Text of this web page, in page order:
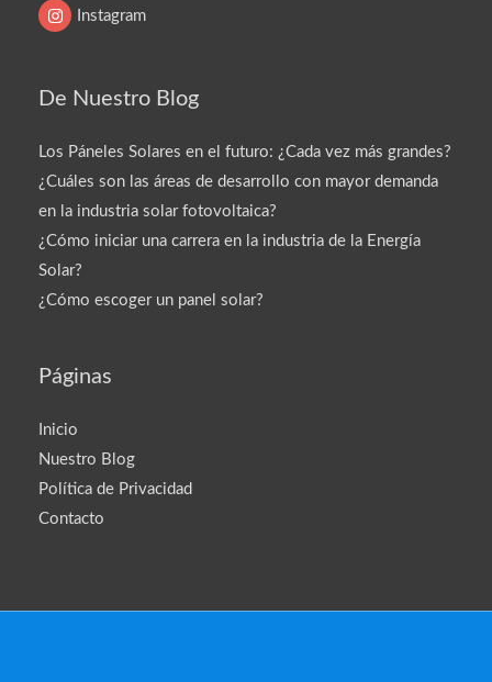
Instagram
De Nuestro Blog
Los Páneles Solares en el futuro: ¿Cada vez más grandes?
¿Cuáles son las áreas de desarrollo con mayor demanda
en la industria solar fotovoltaica?
¿Cómo iniciar una carrera en la industria de la Energía
Solar?
¿Cómo escoger un panel solar?
Páginas
Inicio
Nuestro Blog
Política de Privacidad
Contacto